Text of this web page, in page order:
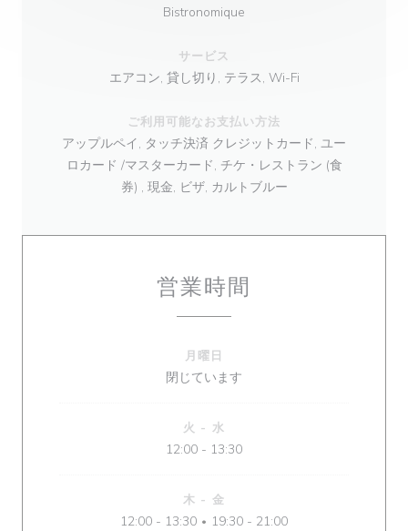
Bistronomique
サービス
エアコン, 貸し切り, テラス, Wi-Fi
ご利用可能なお支払い方法
アップルペイ, タッチ決済 クレジットカード, ユー
ロカード /マスターカード, チケ・レストラン (食
券) , 現金, ビザ, カルトブルー
営業時間
月曜日
閉じています
火 - 水
12:00 - 13:30
木 - 金
12:00 - 13:30 • 19:30 - 21:00